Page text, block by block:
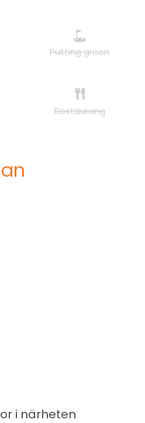
Putting green
Restaurang
i närheten